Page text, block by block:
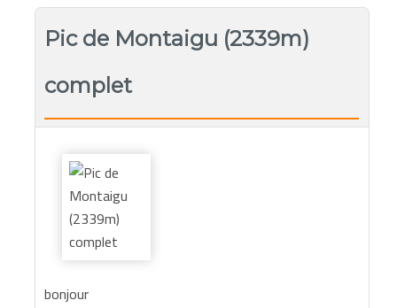
Pic de Montaigu (2339m)
complet
bonjour